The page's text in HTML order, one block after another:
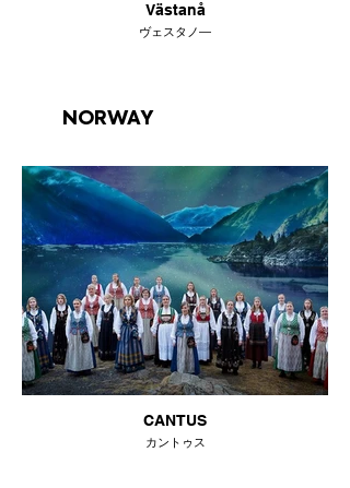
Västanå
ヴェスタノ―
NORWAY
CANTUS
カントゥス